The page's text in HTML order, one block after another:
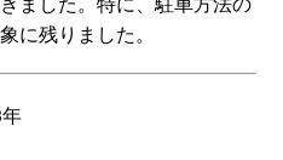
コラム&トピックス
に残りました。